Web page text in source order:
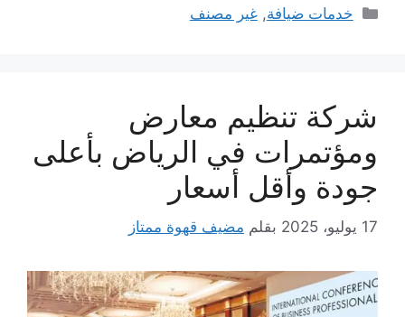
التصنيفات
خدمات ضيافة,غير مصنف
شركة تنظيم معارض
ومؤتمرات في الرياض بأعلى
جودة وأقل أسعار
17 يوليو، 2025 بقلم مضيف قهوة ممتاز